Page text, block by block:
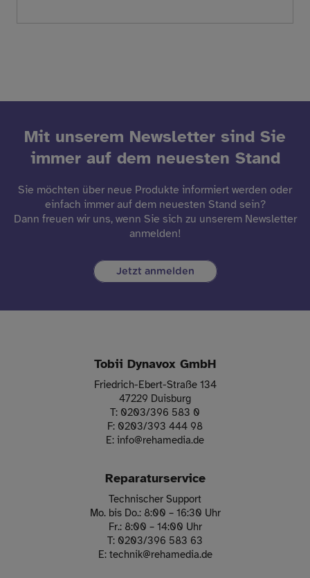
Mit unserem Newsletter sind Sie
immer auf dem neuesten Stand
Sie möchten über neue Produkte informiert werden oder
einfach immer auf dem neuesten Stand sein?
Dann freuen wir uns, wenn Sie sich zu unserem Newsletter
anmelden!
Jetzt anmelden
Tobii Dynavox GmbH
Friedrich-Ebert-Straße 134
47229 Duisburg
T: 0203/396 583 0
F: 0203/393 444 98
E: info@rehamedia.de
Reparaturservice
Technischer Support
Mo. bis Do.: 8:00 – 16:30 Uhr
Fr.: 8:00 – 14:00 Uhr
T: 0203/396 583 63
E: technik@rehamedia.de